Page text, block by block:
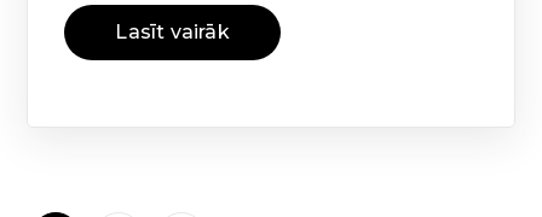
Lasīt vairāk